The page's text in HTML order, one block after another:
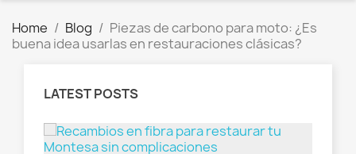
Home Blog
Piezas de carbono para moto: ¿Es
buena idea usarlas en restauraciones clásicas?
LATEST POSTS